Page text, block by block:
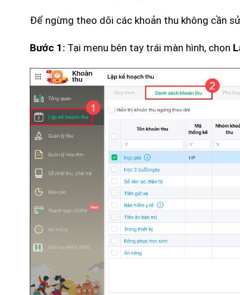
Để ngừng theo dõi các khoản thu không cần
Bước 1: Tại menu bên tay trái màn hình, chọn